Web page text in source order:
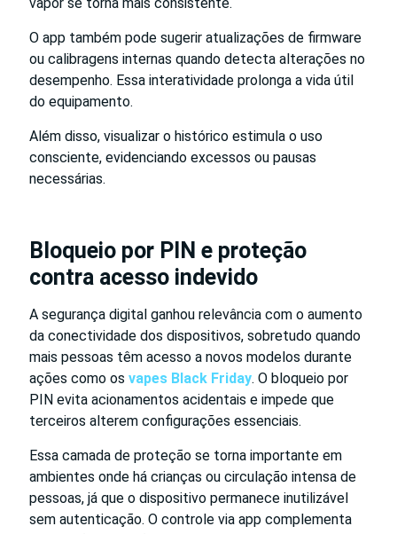
O app também pode sugerir atualizações de firmware
ou calibragens internas quando detecta alterações no
desempenho. Essa interatividade prolonga a vida útil
do equipamento.
Além disso, visualizar o histórico estimula o uso
consciente, evidenciando excessos ou pausas
necessárias.
Bloqueio por PIN e proteção
contra acesso indevido
A segurança digital ganhou relevância com o aumento
da conectividade dos dispositivos, sobretudo quando
mais pessoas têm acesso a novos modelos durante
ações como os vapes Black Friday. O bloqueio por
PIN evita acionamentos acidentais e impede que
terceiros alterem configurações essenciais.
Essa camada de proteção se torna importante em
ambientes onde há crianças ou circulação intensa de
pessoas, já que o dispositivo permanece inutilizável
sem autenticação. O controle via app complementa